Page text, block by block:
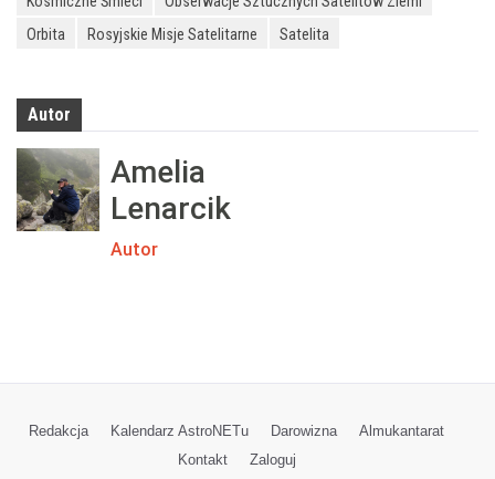
Orbita
Rosyjskie Misje Satelitarne Satelita
Autor
Amelia
Lenarcik
Autor
Redakcja Kalendarz AstroNETu Darowizna
Almukantarat
Kontakt
Zaloguj